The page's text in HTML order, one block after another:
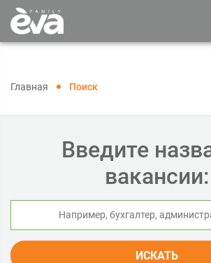
Главная Поиск
Введите
вакансии:
ИСКАТЬ